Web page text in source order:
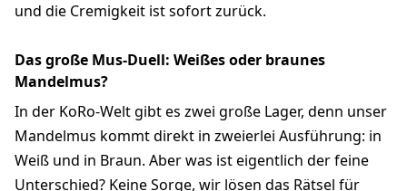
und die Cremigkeit ist sofort zurück.
Das große Mus-Duell: Weißes oder braunes
Mandelmus?
In der KoRo-Welt gibt es zwei große Lager, denn unser
Mandelmus kommt direkt in zweierlei Ausführung: in
Weiß und in Braun. Aber was ist eigentlich der feine
Unterschied? Keine Sorge, wir lösen das Rätsel für